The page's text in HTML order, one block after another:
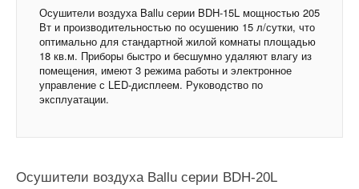
Осушители воздуха Ballu серии BDH-15L мощностью 205
Вт и производительностью по осушению 15 л/сутки, что
оптимально для стандартной жилой комнаты площадью
18 кв.м. Приборы быстро и бесшумно удаляют влагу из
помещения, имеют 3 режима работы и электронное
управление с LED-дисплеем. Руководство по
эксплуатации.
Осушители воздуха Ballu серии BDH-20L